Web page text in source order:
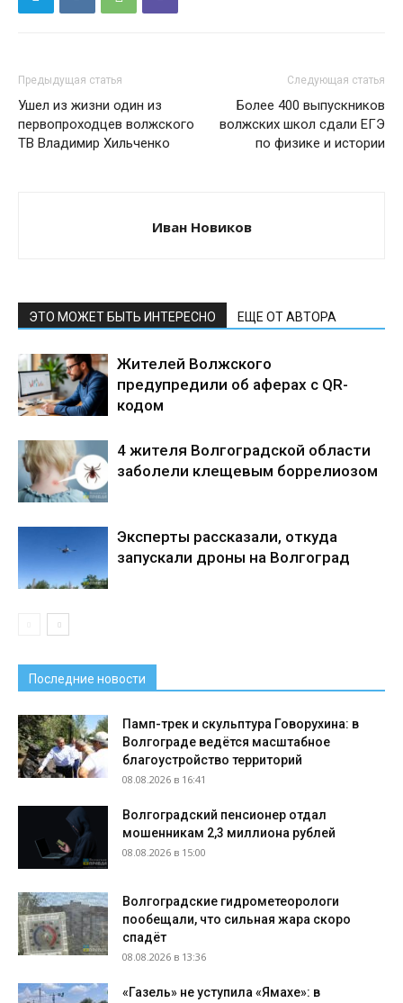
Предыдущая статья
Ушел из жизни один из
первопроходцев волжского
ТВ Владимир Хильченко
Следующая статья
Более 400 выпускников
волжских школ сдали ЕГЭ
по физике и истории
Иван Новиков
ЭТО МОЖЕТ БЫТЬ ИНТЕРЕСНО ЕЩЕ ОТ АВТОРА
Жителей Волжского
предупредили об аферах с QR-
кодом
4 жителя Волгоградской области
заболели клещевым боррелиозом
Эксперты рассказали, откуда
запускали дроны на Волгоград
Последние новости
Памп-трек и скульптура Говорухина: в
Волгограде ведётся масштабное
благоустройство территорий
08.08.2026 в 16:41
Волгоградский пенсионер отдал
мошенникам 2,3 миллиона рублей
08.08.2026 в 15:00
Волгоградские гидрометеорологи
пообещали, что сильная жара скоро
спадёт
08.08.2026 в 13:36
«Газель» не уступила «Ямахе»: в